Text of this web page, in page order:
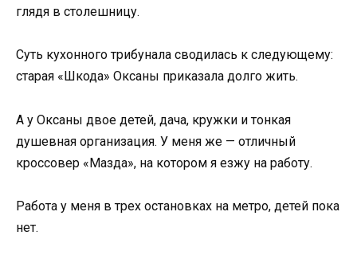
глядя в столешницу.
Суть кухонного трибунала сводилась к следующему:
старая «Шкода» Оксаны приказала долго жить.
А у Оксаны двое детей, дача, кружки и тонкая
душевная организация. У меня же — отличный
кроссовер «Мазда», на котором я езжу на работу.
Работа у меня в трех остановках на метро, детей пока
нет.